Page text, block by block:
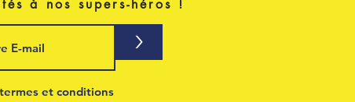
>
et conditions
à nos supers-héros !